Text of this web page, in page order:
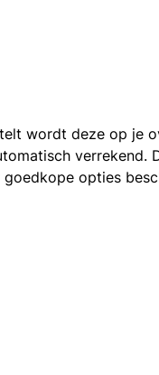
wordt deze op je
verrekend.
opties